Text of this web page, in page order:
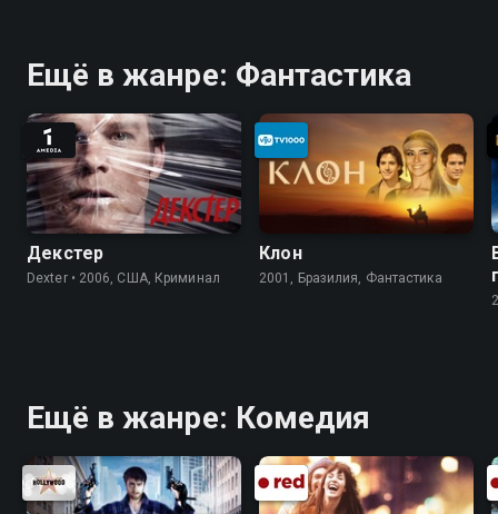
Ещё в жанре: Фантастика
Декстер
Dexter • 2006, США, Криминал
Клон
2001, Бразилия, Фантастика
Ещё в жанре: Комедия